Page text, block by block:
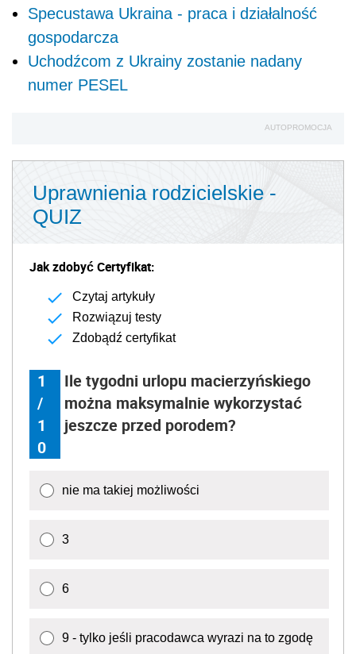
Specustawa Ukraina - praca i działalność
gospodarcza
Uchodźcom z Ukrainy zostanie nadany
numer PESEL
AUTOPROMOCJA
Uprawnienia rodzicielskie -
QUIZ
Jak zdobyć Certyfikat:
Czytaj artykuły
Rozwiązuj testy
Zdobądź certyfikat
1
/
1
0
Ile tygodni urlopu macierzyńskiego
można maksymalnie wykorzystać
jeszcze przed porodem?
nie ma takiej możliwości
3
6
9 - tylko jeśli pracodawca wyrazi na to zgodę